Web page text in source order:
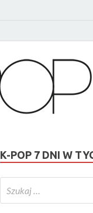
K-POP 7 DNI W